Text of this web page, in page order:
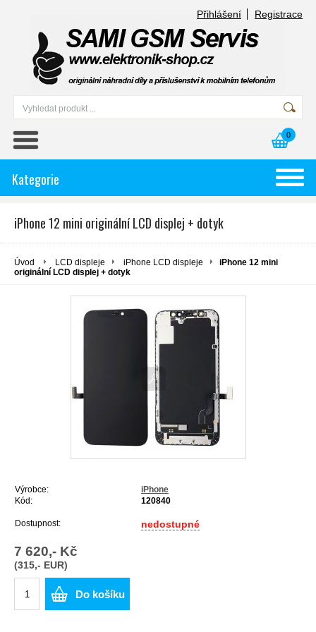
Přihlášení Registrace
0
Kategorie
iPhone 12 mini originální LCD displej + dotyk
Úvod LCD displeje iPhone LCD displeje
iPhone 12 mini
originální LCD displej + dotyk
Výrobce:
iPhone
Kód:
120840
Dostupnost: nedostupné
7 620,- Kč
(315,- EUR)
Do košíku